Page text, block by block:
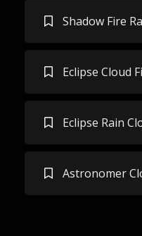
Shadow Fire
Eclipse Cloud
Eclipse Rain
Astronomer